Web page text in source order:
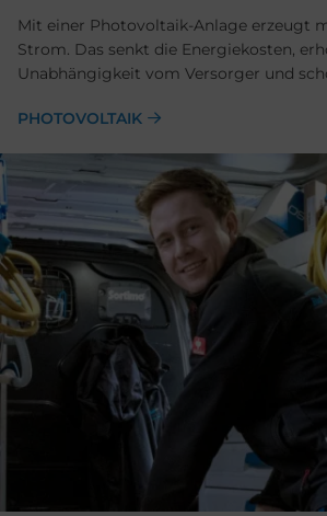
Mit einer Photovoltaik-Anlage erzeugt
Strom. Das senkt die Energiekosten,
Unabhängigkeit vom Versorger und
PHOTOVOLTAIK